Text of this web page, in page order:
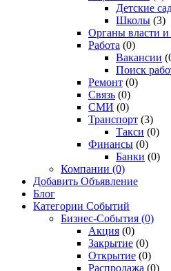
Детские
Школы (3)
Органы власти и
Работа (0)
Вакансии
Поиск
Ремонт (0)
Связь (0)
СМИ (0)
Транспорт (3)
Такси (0)
Финансы (0)
Банки (0)
Компании (0)
Добавить Объявление
Блог
Категории Событий
Бизнес-События (0)
Акция (0)
Закрытие (0)
Открытие (0)
Распродажа (0)